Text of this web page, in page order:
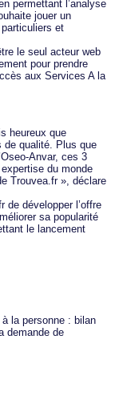
permettant l’analyse
jouer un
et
le seul acteur web
pour prendre
aux Services A la
heureux que
de qualité. Plus que
Anvar, ces 3
du monde
Trouvea.fr », déclare
de développer l’offre
sa popularité
le lancement
la personne : bilan
demande de